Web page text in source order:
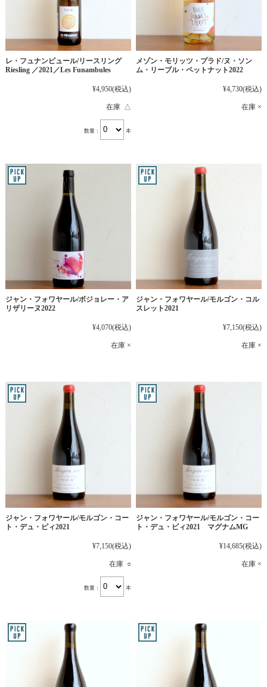
レ・フュナンビュール/リースリング
Riesling ／2021／Les Funambules
¥4,950(税込)
在庫 △
数量： 本
メゾン・モリッツ・プラド/ヌ・ソン
ム・リーブル・ペットナット2022
¥4,730(税込)
在庫 ×
ジャン・フォワヤール/ボジョレー・ア
リザリーヌ2022
¥4,070(税込)
在庫 ×
ジャン・フォワヤール/モルゴン・コル
スレット2021
¥7,150(税込)
在庫 ×
ジャン・フォワヤール/モルゴン・コー
ト・デュ・ピィ2021
¥7,150(税込)
在庫 ○
数量： 本
ジャン・フォワヤール/モルゴン・コー
ト・デュ・ピィ2021 マグナムMG
¥14,685(税込)
在庫 ×